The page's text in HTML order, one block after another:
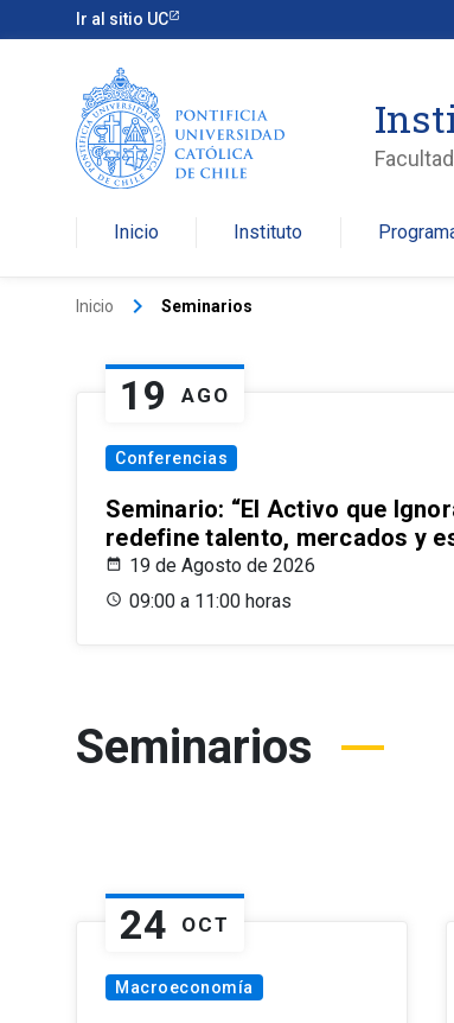
Ir al sitio UC
Inicio Instituto
Inicio keyboard_arrow_right Seminarios
19 AGO
Conferencias
Seminario: “El Activo que
redefine talento, mercados y
19 de Agosto de 2026
09:00 a 11:00 horas
Seminarios
24 OCT
Macroeconomía